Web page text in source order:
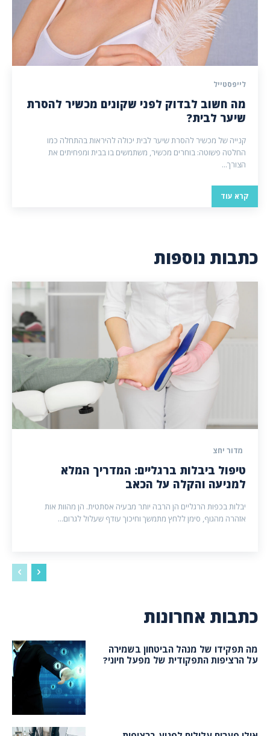
לייפסטייל
מה חשוב לבדוק לפני שקונים מכשיר להסרת
שיער לבית?
קנייה של מכשיר להסרת שיער לבית יכולה להיראות בהתחלה כמו
החלטה פשוטה: בוחרים מכשיר, משתמשים בו בבית ומפחיתים את
הצורך...
קרא עוד
כתבות נוספות
מדור יחצ
טיפול ביבלות ברגליים: המדריך המלא
למניעה והקלה על הכאב
יבלות בכפות הרגליים הן הרבה יותר מבעיה אסתטית. הן מהוות אות
אזהרה מהגוף, סימן ללחץ מתמשך וחיכוך עודף שעלול לגרום...
כתבות אחרונות
מה תפקידו של מנהל הביטחון בשמירה
על הרציפות התפקודית של מפעל חיוני?